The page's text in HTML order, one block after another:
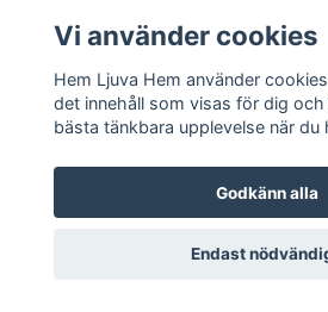
Sociala medier
© 2026 Hem Ljuva
Vi använder cookies
Hem Ljuva Hem använder
det innehåll som visas för dig
bästa tänkbara upplevelse när du
Godkänn alla
Endast